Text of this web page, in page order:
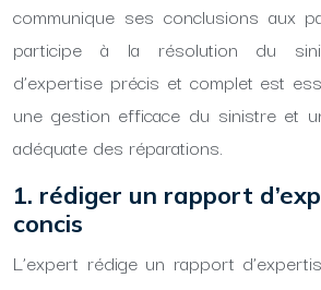
communique ses conclusions aux
participe à la résolution du
d’expertise précis et complet est
une gestion efficace du sinistre et
adéquate des réparations.
1. rédiger un rapport
concis
L’expert rédige un rapport